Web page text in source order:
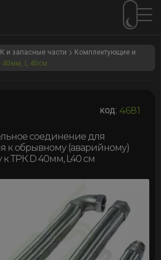
и запасные части
Комплектующие и
40мм, L 40см
код: 4681
соединение для
к обрывному (аварийному)
к ТРК D 40мм, L40 см